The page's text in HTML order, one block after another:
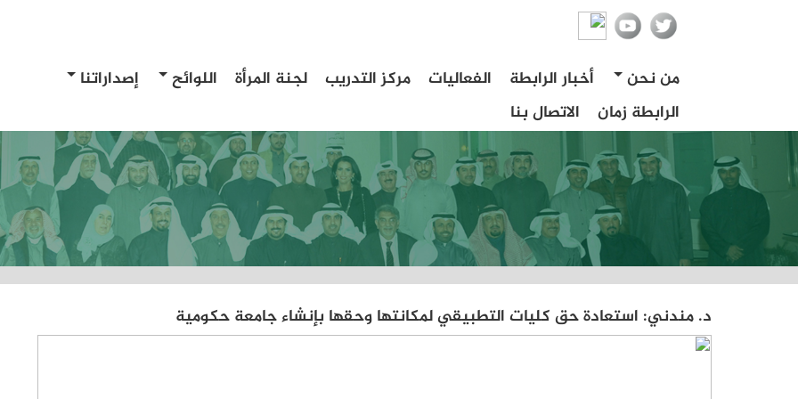
من نحن أخبار الرابطة الفعاليات مركز التدريب لجنة المرأة اللوائح
إصداراتنا
الرابطة زمان
الاتصال بنا
د. مندني: استعادة حق كليات التطبيقي لمكانتها وحقها بإنشاء جامعة حكومية